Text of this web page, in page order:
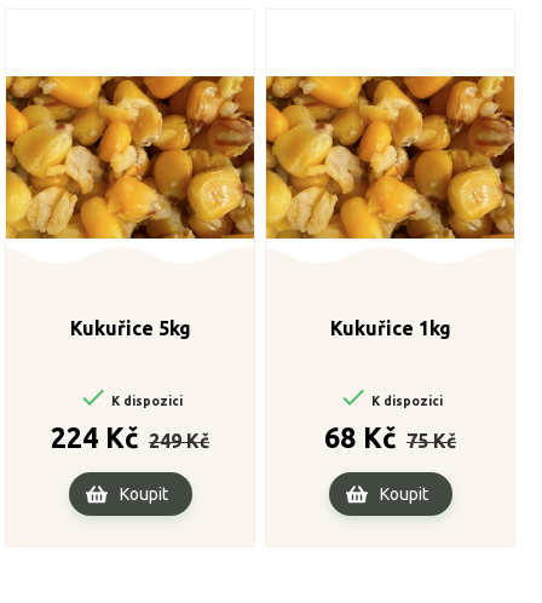
Kukuřice 5kg
 K dispozici
224 Kč
cena
249 Kč
Koupit
Kukuřice 1kg
 K dispozici
68 Kč
cena
75 Kč
Koupit